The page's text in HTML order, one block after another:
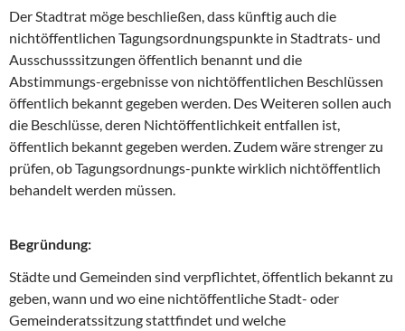
Der Stadtrat möge beschließen, dass künftig auch die
nichtöffentlichen Tagungsordnungspunkte in Stadtrats- und
Ausschusssitzungen öffentlich benannt und die
Abstimmungs-ergebnisse von nichtöffentlichen Beschlüssen
öffentlich bekannt gegeben werden. Des Weiteren sollen auch
die Beschlüsse, deren Nichtöffentlichkeit entfallen ist,
öffentlich bekannt gegeben werden. Zudem wäre strenger zu
prüfen, ob Tagungsordnungs-punkte wirklich nichtöffentlich
behandelt werden müssen.
Begründung:
Städte und Gemeinden sind verpflichtet, öffentlich bekannt zu
geben, wann und wo eine nichtöffentliche Stadt- oder
Gemeinderatssitzung stattfindet und welche